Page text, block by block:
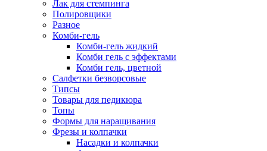
Лак для стемпинга
Полировщики
Разное
Комби-гель
Комби-гель жидкий
Комби гель с эффектами
Комби гель, цветной
Салфетки безворсовые
Типсы
Товары для педикюра
Топы
Формы для наращивания
Фрезы и колпачки
Насадки и колпачки